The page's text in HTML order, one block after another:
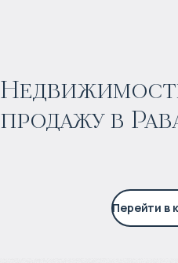
продажу в
Прогнозируемый доход:
6% годовых
Перейти в